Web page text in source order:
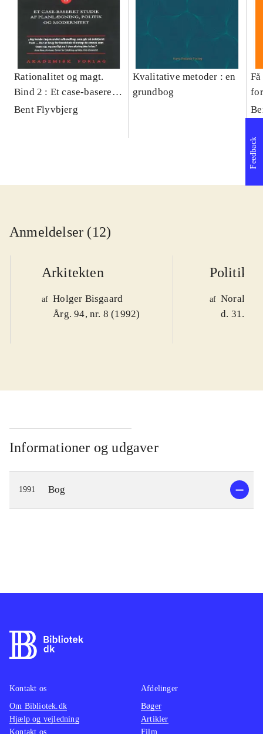
Rationalitet og magt.
Bind 2 : Et case-baseret
studie af planlægning,
Bent Flyvbjerg
Kvalitative metoder : en
grundbog
Anmeldelser (12)
Arkitekten
af Holger Bisgaard
Årg. 94, nr. 8 (1992)
Politiken
af Noralv
d. 31.
Informationer og udgaver
1991 Bog
Feedback
Kontakt os
Om Bibliotek.dk
Hjælp og vejledning
Kontakt os
Afdelinger
Bøger
Artikler
Film